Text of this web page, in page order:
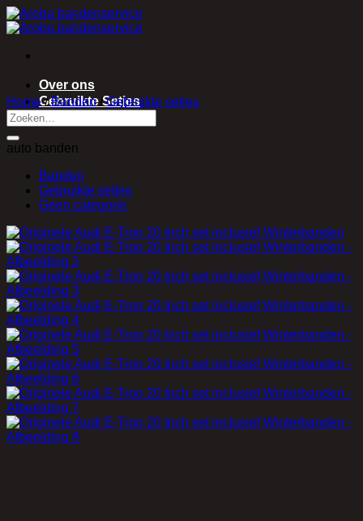
Ga
naar
Over ons
Gebruikte Setjes
Contact
Home / Banden / Gebruikte setjes
auto banden
Banden
Gebruikte setjes
Geen categorie